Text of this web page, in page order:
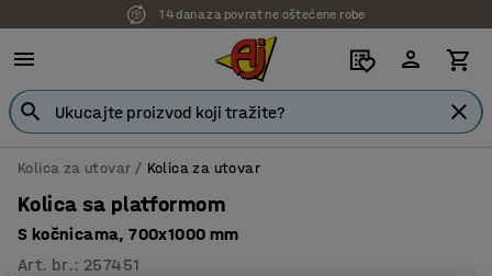
14 dana za povrat ne oštećene robe
Kolica za utovar Kolica za utovar
Kolica sa platformom
S kočnicama, 700x1000 mm
Art. br. : 257451